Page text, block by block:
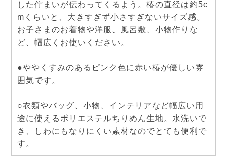
した佇まいが伝わってくるよう。椿の直径は約5c
mくらいと、大きすぎず小さすぎないサイズ感。
お子さまのお着物や洋服、風呂敷、小物作りな
ど、幅広くお使いください。
●ややくすみのあるピンク色に赤い椿が優しい雰
囲気です。
○衣類やバッグ、小物、インテリアなど幅広い用
途に使えるポリエステルちりめん生地。水洗いで
き、しわにもなりにくい素材なのでとても便利で
す。